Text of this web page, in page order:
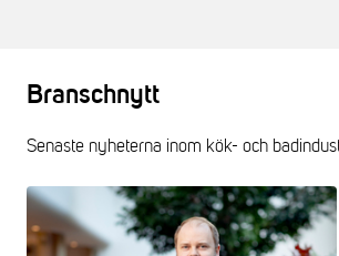
Branschnytt
Senaste nyheterna inom kök- och